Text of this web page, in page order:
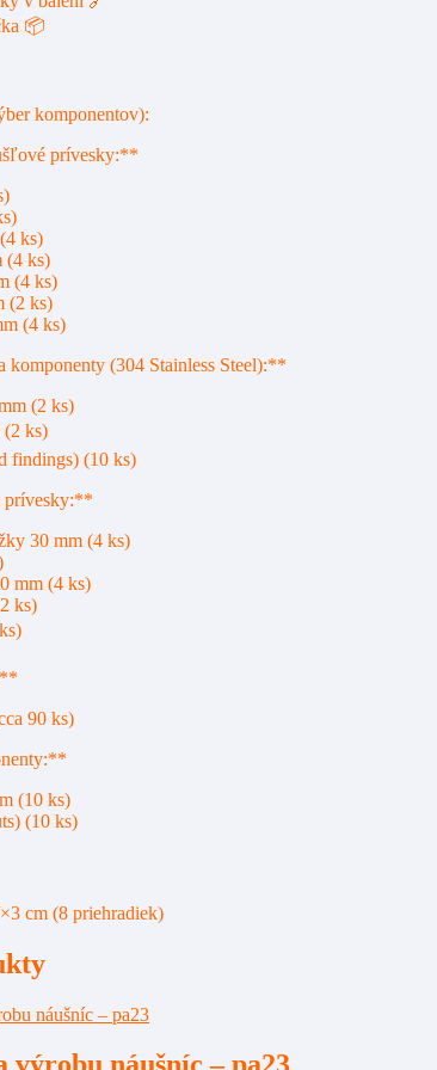
📦
komponentov):
prívesky:**
ks)
(4 ks)
(4 ks)
(2 ks)
(4 ks)
komponenty (304 Stainless Steel):**
(2 ks)
ks)
findings) (10 ks)
prívesky:**
30 mm (4 ks)
mm (4 ks)
ks)
90 ks)
(10 ks)
(10 ks)
cm (8 priehradiek)